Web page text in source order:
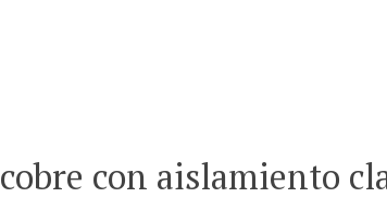
con aislamiento